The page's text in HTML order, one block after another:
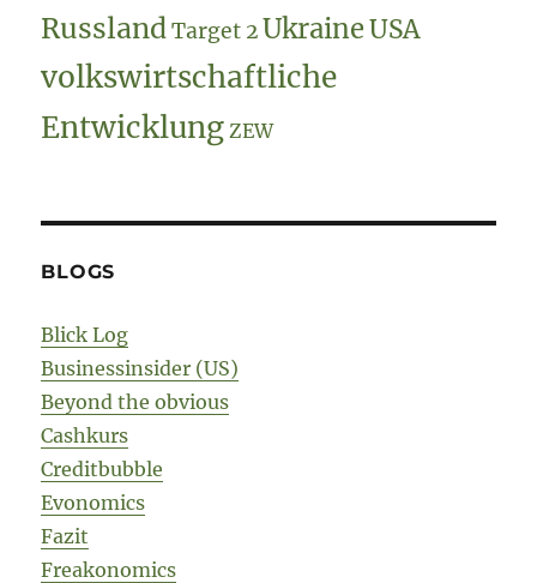
Russland Target 2 Ukraine USA
volkswirtschaftliche
Entwicklung ZEW
BLOGS
Blick Log
Businessinsider (US)
Beyond the obvious
Cashkurs
Creditbubble
Evonomics
Fazit
Freakonomics